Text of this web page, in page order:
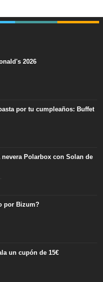
2026
por tu cumpleaños: Buffet
nevera Polarbox con Solan de
por Bizum?
un cupón de 15€